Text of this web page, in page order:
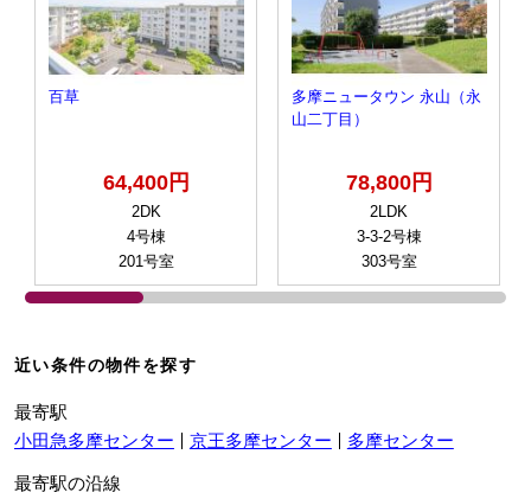
百草
64,400円
2DK
4号棟
201号室
多摩ニュータウン 永山（永
山二丁目）
78,800円
2LDK
3-3-2号棟
303号室
近い条件の物件を探す
最寄駅
小田急多摩センター
京王多摩センター 多摩センター
最寄駅の沿線